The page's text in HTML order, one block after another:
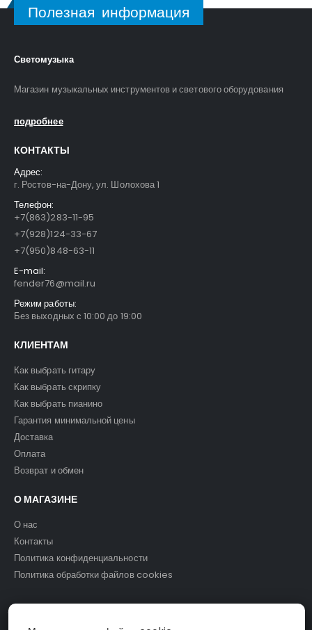
Полезная информация
Светомузыка
Магазин музыкальных инструментов и светового оборудования
подробнее
КОНТАКТЫ
Адрес:
г. Ростов-на-Дону, ул. Шолохова 1
Телефон:
+7(863)283-11-95
+7(928)124-33-67
+7(950)848-63-11
E-mail:
fender76@mail.ru
Режим работы:
Без выходных с 10:00 до 19:00
КЛИЕНТАМ
Как выбрать гитару
Как выбрать скрипку
Как выбрать пианино
Гарантия минимальной цены
Доставка
Оплата
Возврат и обмен
О МАГАЗИНЕ
О нас
Контакты
Политика конфиденциальности
Политика обработки файлов cookies